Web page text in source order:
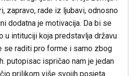
zapravo, rade iz ljubavi, odnosno
dodatna je motivacija. Da bi se
u intituciji koja predstavlja državu
se raditi pro forme i samo zbog
putopisac ispričao nam je jedan
prilikom više svojih posjeta